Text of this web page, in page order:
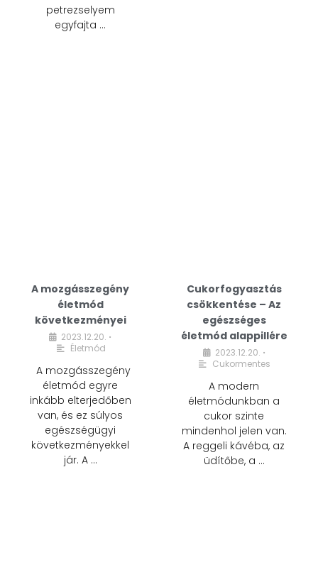
petrezselyem
egyfajta …
A mozgásszegény
életmód
következményei
2023.12.20. •
Életmód
A mozgásszegény
életmód egyre
inkább elterjedőben
van, és ez súlyos
egészségügyi
következményekkel
jár. A …
Cukorfogyasztás
csökkentése – Az
egészséges
életmód alappillére
2023.12.20. •
Cukormentes
A modern
életmódunkban a
cukor szinte
mindenhol jelen van.
A reggeli kávéba, az
üdítőbe, a …